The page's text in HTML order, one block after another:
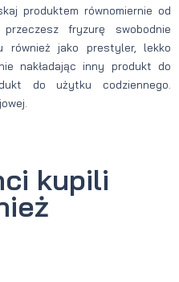
produktem równomiernie od
fryzurę swobodnie
również jako prestyler, lekko
nakładając inny produkt do
do użytku codziennego.
kupili